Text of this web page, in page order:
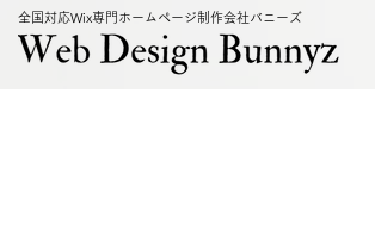
全国対応Wix専門ホームページ制作会社バニーズ